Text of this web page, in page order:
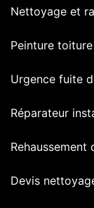
Nettoyage et
Peinture
Urgence fuite
Réparateur
Devis